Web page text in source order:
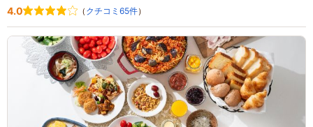
4.0 （ クチコミ65件）